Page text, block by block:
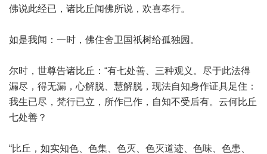
佛说此经已，诸比丘闻佛所说，欢喜奉行。
如是我闻：一时，佛住舍卫国祇树给孤独园。
尔时，世尊告诸比丘：“有七处善、三种观义。尽于此法得
漏尽，得无漏，心解脱、慧解脱，现法自知身作证具足住：
我生已尽，梵行已立，所作已作，自知不受后有。云何比丘
七处善？
“比丘，如实知色、色集、色灭、色灭道迹、色味、色患、